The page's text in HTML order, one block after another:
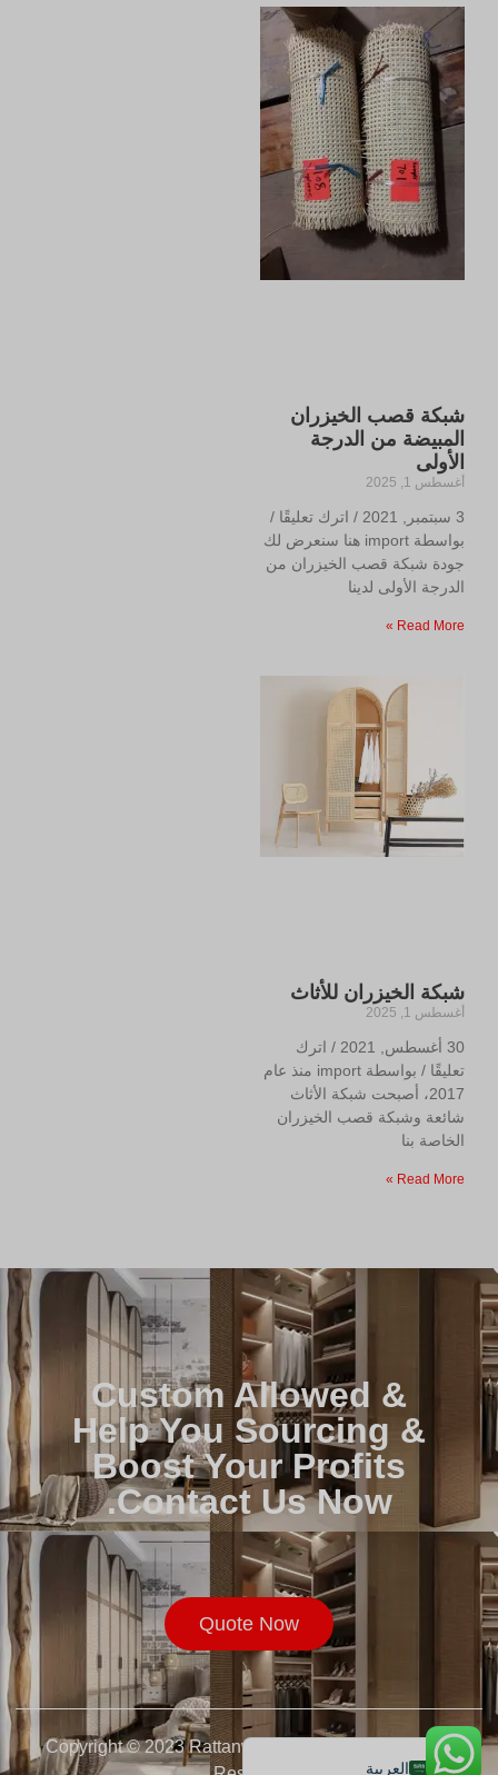
شبكة قصب الخيزران
المبيضة من الدرجة
الأولى
أغسطس 1, 2025
3 سبتمبر, 2021 / اترك تعليقًا /
بواسطة import هنا سنعرض لك
جودة شبكة قصب الخيزران من
الدرجة الأولى لدينا
Read More »
شبكة الخيزران للأثاث
أغسطس 1, 2025
30 أغسطس, 2021 / اترك
تعليقًا / بواسطة import منذ عام
2017، أصبحت شبكة الأثاث
شائعة وشبكة قصب الخيزران
الخاصة بنا
Read More »
Custom Allowed &
Help You Sourcing &
Boost Your Profits
Contact Us Now.
Quote Now
Copyright © 2023 Rattanwholesaler.com. All Rights
العربية
Español de México
Français
Русский